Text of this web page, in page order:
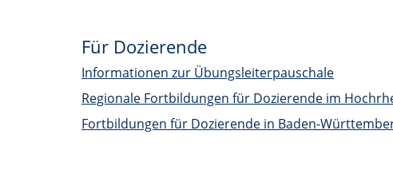
Für Dozierende
Informationen zur Übungsleiterpauschale
Regionale Fortbildungen für Dozierende im
Fortbildungen für Dozierende in Baden-